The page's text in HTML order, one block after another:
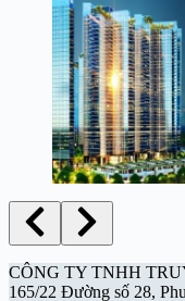
CÔNG TY TNHH
165/22 Đường số 28,